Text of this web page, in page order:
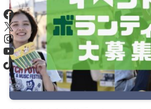
ご来場の方へ
応援する
お問い合わせ
Facebook
X
Instagram
YouTube
TikTok